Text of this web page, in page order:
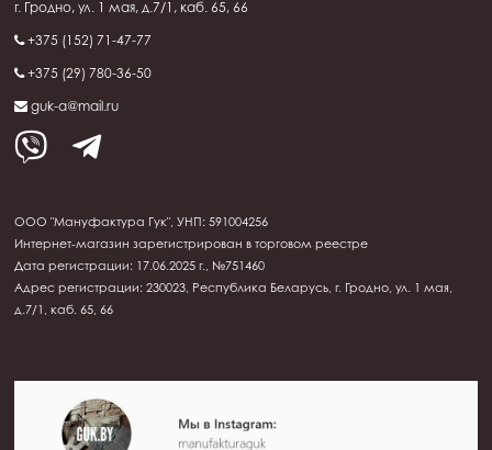
г. Гродно, ул. 1 мая, д.7/1, каб. 65, 66
+375 (152) 71-47-77
+375 (29) 780-36-50
guk-a@mail.ru
ООО "Мануфактура Гук", УНП: 591004256
Интернет-магазин зарегистрирован в торговом реестре
Дата регистрации: 17.06.2025 г., №751460
Адрес регистрации: 230023, Республика Беларусь, г. Гродно, ул. 1 мая,
д.7/1, каб. 65, 66